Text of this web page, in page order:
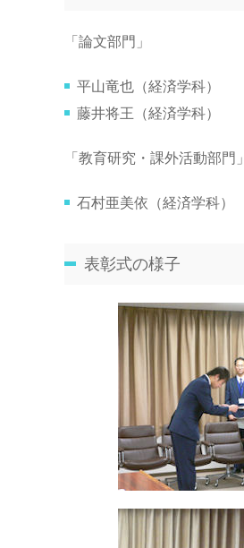
「論文部門」
平山竜也（経済学科）
藤井将王（経済学科）
「教育研究・課外活動部門」
石村亜美依（経済学科）
表彰式の様子